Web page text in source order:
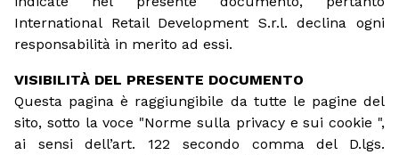
International Retail Development S.r.l. declina ogni
responsabilità in merito ad essi.
VISIBILITÀ DEL PRESENTE DOCUMENTO
Questa pagina è raggiungibile da tutte le pagine del
sito, sotto la voce "Norme sulla privacy e sui cookie ",
ai sensi dell’art. 122 secondo comma del D.lgs.